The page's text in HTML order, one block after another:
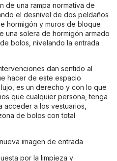
de una rampa normativa de
el desnivel de dos peldaños
hormigón y muros de bloque
una solera de hormigón armado
bolos, nivelando la entrada
dan sentido al
hacer de este espacio
es un derecho y con lo que
que cualquier persona, tenga
acceder a los vestuarios,
de bolos con total
imagen de entrada
por la limpieza y